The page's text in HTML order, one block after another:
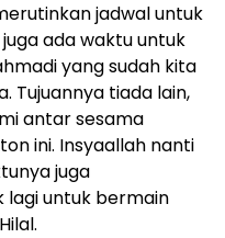
jadwal untuk
ada waktu untuk
yang sudah kita
Tujuannya tiada lain,
antar sesama
ini. Insyaallah nanti
juga
lagi untuk bermain